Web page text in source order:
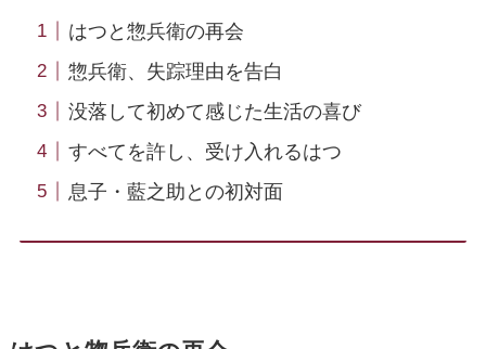
はつと惣兵衛の再会
惣兵衛、失踪理由を告白
没落して初めて感じた生活の喜び
すべてを許し、受け入れるはつ
息子・藍之助との初対面